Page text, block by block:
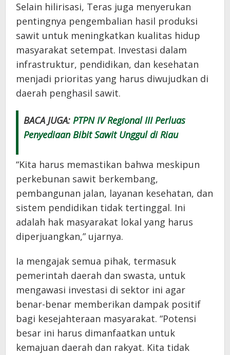
Selain hilirisasi, Teras juga menyerukan
pentingnya pengembalian hasil produksi
sawit untuk meningkatkan kualitas hidup
masyarakat setempat. Investasi dalam
infrastruktur, pendidikan, dan kesehatan
menjadi prioritas yang harus diwujudkan di
daerah penghasil sawit.
BACA JUGA: PTPN IV Regional III Perluas
Penyediaan Bibit Sawit Unggul di Riau
“Kita harus memastikan bahwa meskipun
perkebunan sawit berkembang,
pembangunan jalan, layanan kesehatan, dan
sistem pendidikan tidak tertinggal. Ini
adalah hak masyarakat lokal yang harus
diperjuangkan,” ujarnya.
Ia mengajak semua pihak, termasuk
pemerintah daerah dan swasta, untuk
mengawasi investasi di sektor ini agar
benar-benar memberikan dampak positif
bagi kesejahteraan masyarakat. “Potensi
besar ini harus dimanfaatkan untuk
kemajuan daerah dan rakyat. Kita tidak